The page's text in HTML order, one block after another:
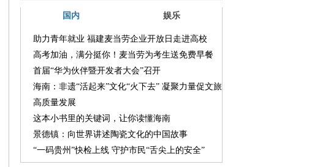
国内 娱乐
助力青年就业 福建麦当劳企业开放日走进高校
高考加油，满分挺你！麦当劳为考生送免费早餐
首届“华为伙伴暨开发者大会”召开
海南：非遗“活起来”文化“火下去” 凝聚力量促文旅
高质量发展
这本小书里的关键词，让你读懂海南
景德镇：向世界讲述陶瓷文化的中国故事
“一码贵州”快检上线 守护市民“舌尖上的安全”